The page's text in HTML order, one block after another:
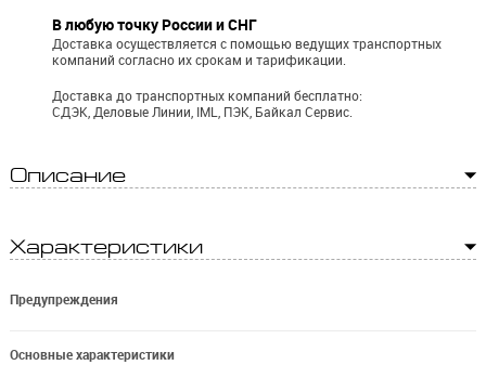
В любую точку России и СНГ
Доставка осуществляется с помощью ведущих транспортных
компаний согласно их срокам и тарификации.
Доставка до транспортных компаний бесплатно:
СДЭК, Деловые Линии, IML, ПЭК, Байкал Сервис.
Описание
Характеристики
Предупреждения
Основные характеристики